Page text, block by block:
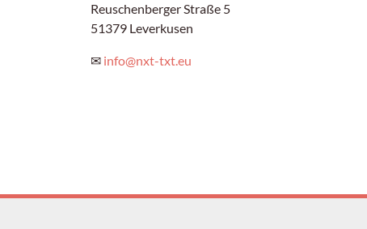
Reuschenberger Straße 5
51379 Leverkusen
✉ info@nxt-txt.eu